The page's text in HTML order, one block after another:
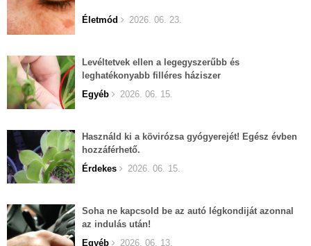
Életmód 2026. 06. 23.
Levéltetvek ellen a legegyszerűbb és
leghatékonyabb filléres háziszer
Egyéb
2026. 06. 15.
Használd ki a kövirózsa gyógyerejét! Egész évben
hozzáférhető.
Érdekes
2026. 06. 15.
Soha ne kapcsold be az autó légkondiját azonnal
az indulás után!
Egyéb
2026. 06. 13.